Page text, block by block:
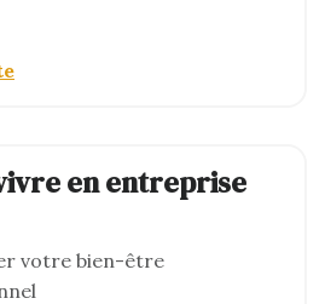
en entreprise
votre bien-être